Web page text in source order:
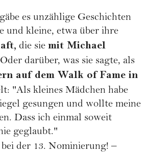
es unzählige Geschichten
und kleine, etwa über ihre
die sie mit Michael
darüber, was sie sagte, als
auf dem Walk of Fame in
"Als kleines Mädchen habe
gesungen und wollte meine
Dass ich einmal soweit
geglaubt."
der 13. Nominierung! –